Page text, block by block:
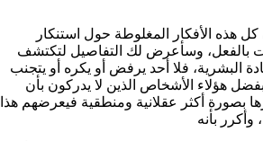
هذه الأفكار المغلوطة حول استنكار
بالفعل، وسأعرض لك التفاصيل لتكتشف
البشرية، فلا أحد يرفض أو يكره أو يتجنب
هؤلاء الأشخاص الذين لا يدركون بأن
بصورة أكثر عقلانية ومنطقية فيعرضهم هذا
وأكرر بأنه